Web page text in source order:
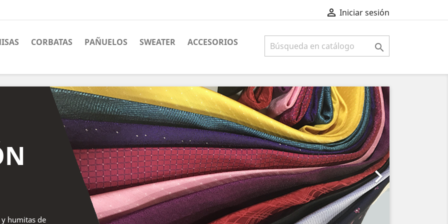
 Iniciar sesión
CORBATAS PAÑUELOS SWEATER ACCESORIOS 
humitas de

Siguiente